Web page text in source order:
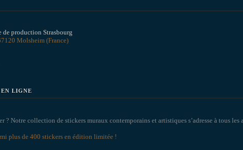
de production Strasbourg
Molsheim (France)
LIGNE
? Notre collection de stickers muraux contemporains et artistiques s’adresse à tous
plus de 400 stickers en édition limitée !